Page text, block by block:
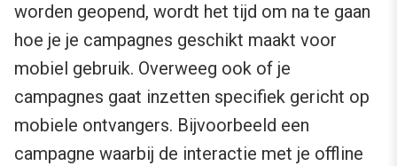
worden geopend, wordt het tijd om na te gaan
hoe je je campagnes geschikt maakt voor
mobiel gebruik. Overweeg ook of je
campagnes gaat inzetten specifiek gericht op
mobiele ontvangers. Bijvoorbeeld een
campagne waarbij de interactie met je offline